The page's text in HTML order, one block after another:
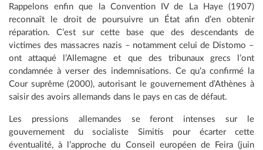
Rappelons enfin que la Convention IV de La Haye (1907)
reconnaît le droit de poursuivre un État afin d’en obtenir
réparation. C’est sur cette base que des descendants de
victimes des massacres nazis – notamment celui de Distomo –
ont attaqué l’Allemagne et que des tribunaux grecs l’ont
condamnée à verser des indemnisations. Ce qu’a confirmé la
Cour suprême (2000), autorisant le gouvernement d’Athènes à
saisir des avoirs allemands dans le pays en cas de défaut.
Les pressions allemandes se feront intenses sur le
gouvernement du socialiste Simitis pour écarter cette
éventualité, à l’approche du Conseil européen de Feira (juin